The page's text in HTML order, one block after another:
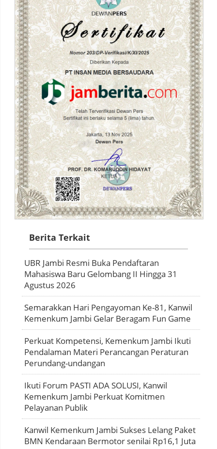
Berita Terkait
UBR Jambi Resmi Buka Pendaftaran
Mahasiswa Baru Gelombang II Hingga 31
Agustus 2026
Semarakkan Hari Pengayoman Ke-81, Kanwil
Kemenkum Jambi Gelar Beragam Fun Game
Perkuat Kompetensi, Kemenkum Jambi Ikuti
Pendalaman Materi Perancangan Peraturan
Perundang-undangan
Ikuti Forum PASTI ADA SOLUSI, Kanwil
Kemenkum Jambi Perkuat Komitmen
Pelayanan Publik
Kanwil Kemenkum Jambi Sukses Lelang Paket
BMN Kendaraan Bermotor senilai Rp16,1 Juta